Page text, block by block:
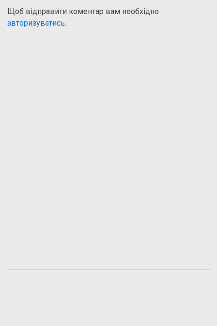
Щоб відправити коментар вам необхідно
авторизуватись.